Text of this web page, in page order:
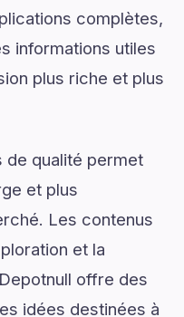
complètes,
informations utiles
plus riche et plus
de qualité permet
et plus
Les contenus
et la
offre des
idées destinées à